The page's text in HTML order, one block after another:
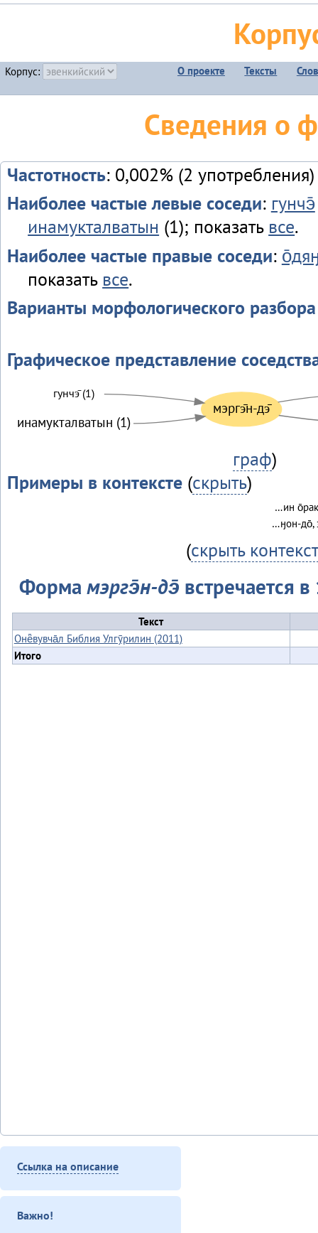
Корпус: О проекте Тексты
Сведения о
Частотность: 0,002% (2 употребления)
Наиболее частые левые соседи: гунчэ̄
инамукталватын (1); показать все.
Наиболее частые правые соседи:
показать все.
Варианты морфологического разбора
Графическое представление
мэргэ̄н-дэ̄
гунчэ̄ (1)
инамукталватын (1)
граф)
Примеры в контексте(скрыть)
…ин
…ӈон-до̄,
(скрыть контекст
Формамэргэ̄н-дэ̄ встречается в
Текст
Онё̄вувча̄л Библия Улгӯрилин (2011)
Итого
Ссылка на описание
Важно!